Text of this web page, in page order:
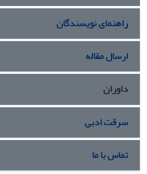
داد.
نتیجه گیری:کروسین می‏تواند اثر
اسپرم­ساز موشی داشته باشد که از­
سلول‏ها و کاهش مرگ و میر سلولی اثر
راهنمای نویسندگان
ارسال مقاله
داوران
سرقت ادبی
تماس با ما